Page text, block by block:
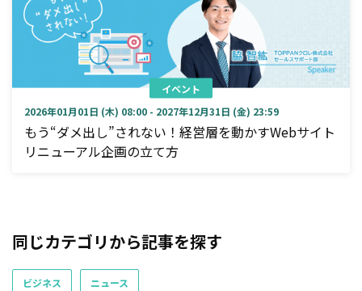
イベント
2026年01月01日 (木) 08:00 - 2027年12月31日 (金) 23:59
もう“ダメ出し”されない！経営層を動かすWebサイト
リニューアル企画の立て方
同じカテゴリから記事を探す
ビジネス ニュース